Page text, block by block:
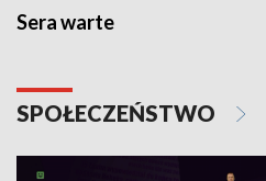
Sera warte
SPOŁECZEŃSTWO